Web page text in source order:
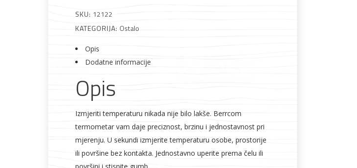
Elektromaterijal
količina
SKU: 12122
KATEGORIJA: Ostalo
Opis
Dodatne informacije
Opis
Izmjeriti temperaturu nikada nije bilo lakše. Berrcom
termometar vam daje preciznost, brzinu i jednostavnost pri
mjerenju. U sekundi izmjerite temperaturu osobe, prostorije
ili površine bez kontakta. Jednostavno uperite prema čelu ili